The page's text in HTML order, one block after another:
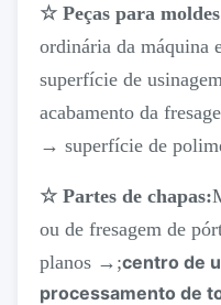
☆ Peças para
ordinária da máquina
superfície de
acabamento da
→ superfície de
☆ Partes de chapas:
ou de fresagem de
planos →;centro de
processamento de